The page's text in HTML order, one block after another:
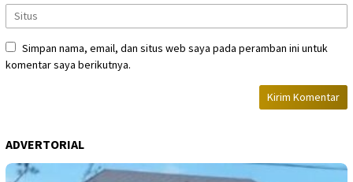
Simpan nama, email, dan situs web saya pada peramban ini untuk
komentar saya berikutnya.
ADVERTORIAL